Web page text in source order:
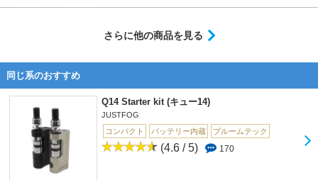
さらに他の商品を見る
同じ系のおすすめ
Q14 Starter kit (キュー14)
JUSTFOG
コンパクト
バッテリー内蔵 プルームテック
(4.6 / 5) 170